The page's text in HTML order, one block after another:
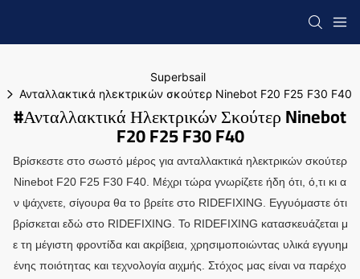
Superbsail
Ανταλλακτικά ηλεκτρικών σκούτερ Ninebot F20 F25 F30 F40
#Ανταλλακτικά Ηλεκτρικών Σκούτερ Ninebot
F20 F25 F30 F40
Βρίσκεστε στο σωστό μέρος για ανταλλακτικά ηλεκτρικών σκούτερ
Ninebot F20 F25 F30 F40. Μέχρι τώρα γνωρίζετε ήδη ότι, ό,τι κι α
ν ψάχνετε, σίγουρα θα το βρείτε στο RIDEFIXING. Εγγυόμαστε ότι
βρίσκεται εδώ στο RIDEFIXING. Το RIDEFIXING κατασκευάζεται μ
ε τη μέγιστη φροντίδα και ακρίβεια, χρησιμοποιώντας υλικά εγγυημ
ένης ποιότητας και τεχνολογία αιχμής. Στόχος μας είναι να παρέχο